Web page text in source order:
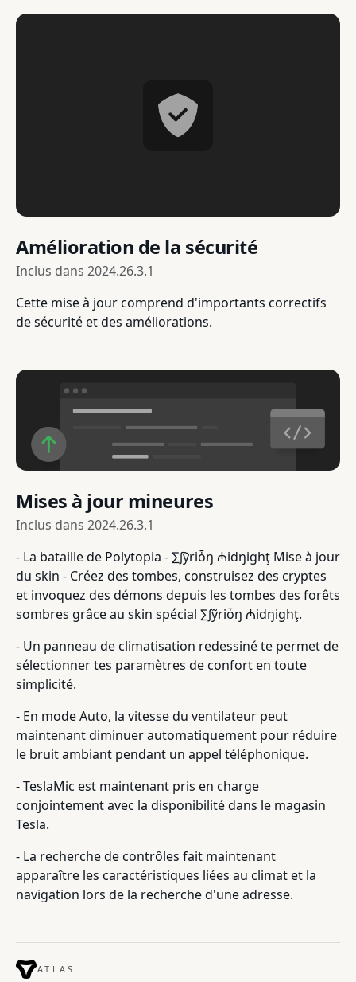
Amélioration de la sécurité
Inclus dans 2024.26.3.1
Cette mise à jour comprend d'importants correctifs
de sécurité et des améliorations.
Mises à jour mineures
Inclus dans 2024.26.3.1
- La bataille de Polytopia - ∑∫ỹriȱŋ ₼idŋighţ Mise à jour
du skin - Créez des tombes, construisez des cryptes
et invoquez des démons depuis les tombes des forêts
sombres grâce au skin spécial ∑∫ỹriȱŋ ₼idŋighţ.
- Un panneau de climatisation redessiné te permet de
sélectionner tes paramètres de confort en toute
simplicité.
- En mode Auto, la vitesse du ventilateur peut
maintenant diminuer automatiquement pour réduire
le bruit ambiant pendant un appel téléphonique.
- TeslaMic est maintenant pris en charge
conjointement avec la disponibilité dans le magasin
Tesla.
- La recherche de contrôles fait maintenant
apparaître les caractéristiques liées au climat et la
navigation lors de la recherche d'une adresse.
ATLAS